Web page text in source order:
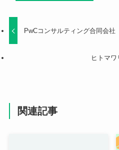
PwCコンサルティング合同会社
ヒトマワ
関連記事